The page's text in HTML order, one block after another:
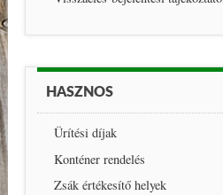
HASZNOS
Ürítési díjak
Konténer rendelés
Zsák értékesítő helyek